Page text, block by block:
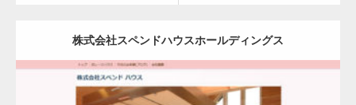
株式会社スペンドハウスホールディングス